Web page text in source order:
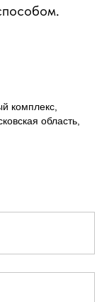
комплекс,
область,